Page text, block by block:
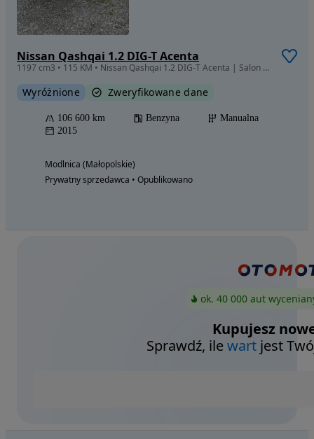
Nissan Qashqai 1.2 DIG-T Acenta
1197 cm3 • 115 KM • Nissan Qashqai 1.2 DIG-T Acenta | Salon PL
Wyróżnione Zweryfikowane dane
106 600 km Benzyna
Manualna
2015
Modlnica (Małopolskie)
Prywatny sprzedawca • Opublikowano
ok. 40 000 aut
Kupujesz
Sprawdź, ilewart jest